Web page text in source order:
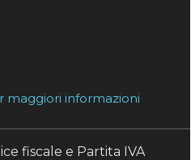
maggiori informazioni
fiscale e Partita IVA